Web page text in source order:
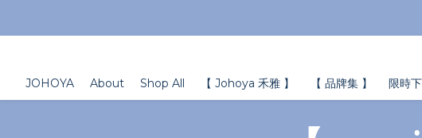
JOHOYA About Shop All 【 Johoya 禾雅 】 【 品牌集 】 限時